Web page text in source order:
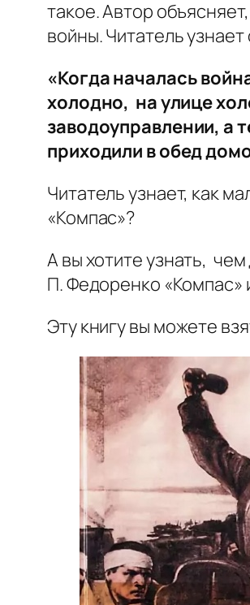
такое. Автор
войны. Читатель
«Когда началась
холодно, на улице
заводоуправлении, а
приходили в обед
Читатель узнает, как
«Компас»?
А вы хотите узнать,
П. Федоренко «Компас»
Эту книгу вы можете